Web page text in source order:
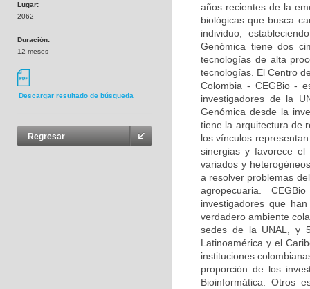
Lugar:
2062
Duración:
12 meses
Descargar resultado de búsqueda
Regresar
años recientes de la
biológicas que busca
individuo,
Genómica tiene dos
tecnologías de alta
tecnologías. El Centro
Colombia - CEGBio -
investigadores de la
Genómica desde la
tiene la arquitectura de
los vínculos
sinergias y favorece el
variados y
a resolver problemas
agropecuaria.
investigadores que
verdadero ambiente
sedes de la UNAL, y
Latinoamérica y el
instituciones
proporción de los
Bioinformática. Otros